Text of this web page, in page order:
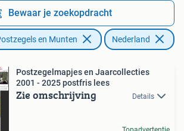
Bewaar je zoekopdracht
en Munten Nederland
Postzegelmapjes en Jaarcollecties
2001 - 2025 postfris lees
Zie omschrijving Details